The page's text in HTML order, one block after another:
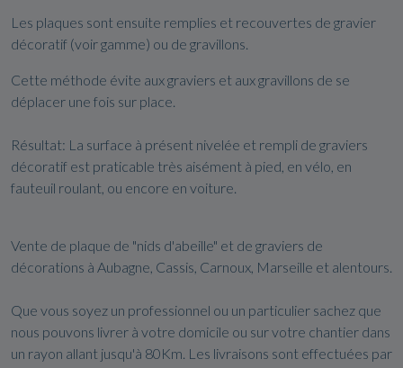
Les plaques sont ensuite remplies et recouvertes de gravier
décoratif (voir gamme) ou de gravillons.
Cette méthode évite aux graviers et aux gravillons de se
déplacer une fois sur place.
Résultat: La surface à présent nivelée et rempli de graviers
décoratif est praticable très aisément à pied, en vélo, en
fauteuil roulant, ou encore en voiture.
Vente de plaque de "nids d'abeille" et de graviers de
décorations à Aubagne, Cassis, Carnoux, Marseille et alentours.
Que vous soyez un professionnel ou un particulier sachez que
nous pouvons livrer à votre domicile ou sur votre chantier dans
un rayon allant jusqu'à 80Km. Les livraisons sont effectuées par